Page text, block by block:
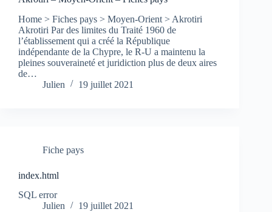
Home > Fiches pays > Moyen-Orient > Akrotiri
Akrotiri Par des limites du Traité 1960 de
l’établissement qui a créé la République
indépendante de la Chypre, le R-U a maintenu la
pleines souveraineté et juridiction plus de deux aires
de…
Julien
19 juillet 2021
Fiche pays
index.html
SQL error
Julien
19 juillet 2021